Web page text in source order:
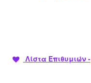
Λίστα Επιθυμιών -